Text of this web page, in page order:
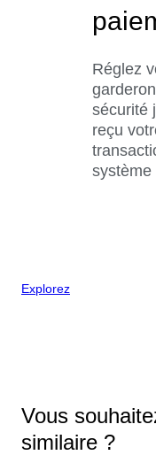
Réglez
sécurité
reçu
système
Explorez
Vous
similaire ?